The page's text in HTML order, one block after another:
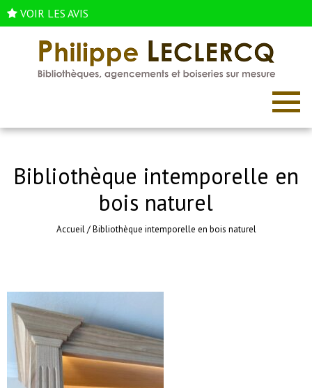
VOIR LES AVIS
Bibliothèque intemporelle en
bois naturel
Accueil/Bibliothèque intemporelle en bois naturel